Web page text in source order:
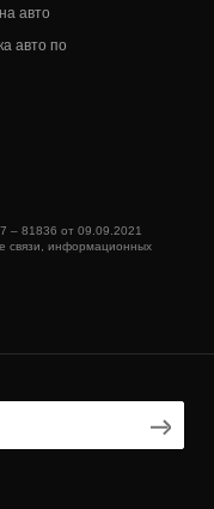
авто
авто по
81836 от 09.09.2021
связи, информационных